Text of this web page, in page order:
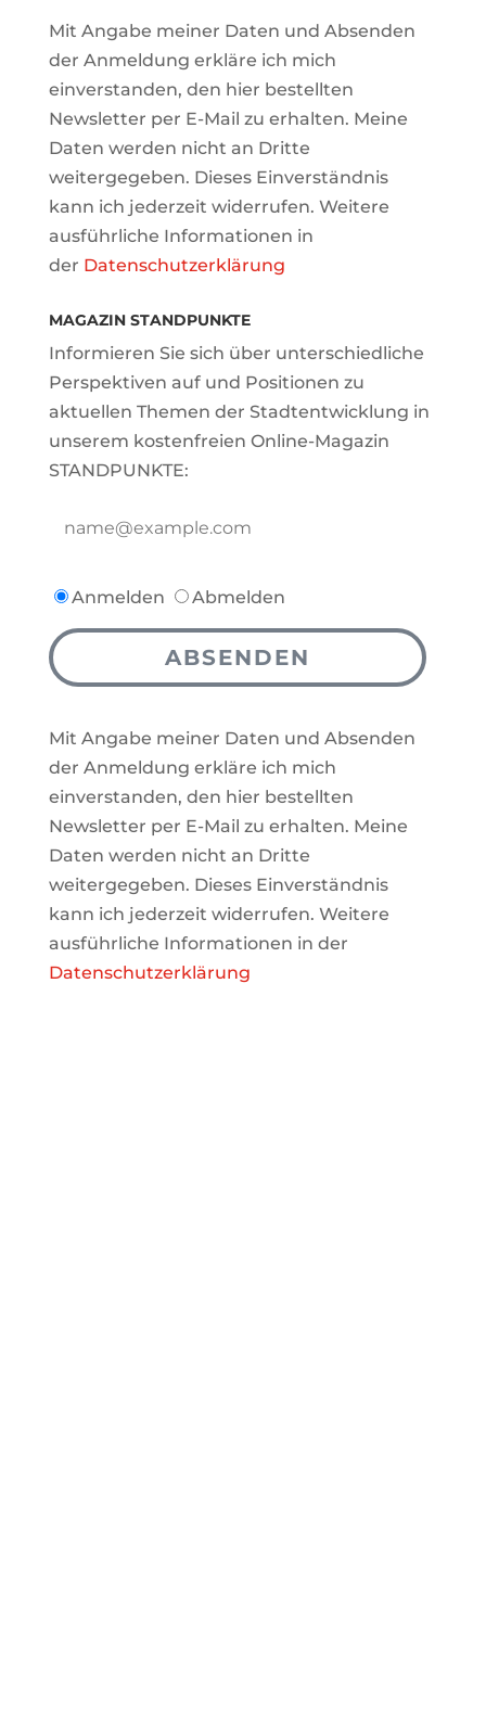
Mit Angabe meiner Daten und Absenden
der Anmeldung erkläre ich mich
einverstanden, den hier bestellten
Newsletter per E-Mail zu erhalten. Meine
Daten werden nicht an Dritte
weitergegeben. Dieses Einverständnis
kann ich jederzeit widerrufen. Weitere
ausführliche Informationen in
der Datenschutzerklärung
MAGAZIN STANDPUNKTE
Informieren Sie sich über unterschiedliche
Perspektiven auf und Positionen zu
aktuellen Themen der Stadtentwicklung in
unserem kostenfreien Online-Magazin
STANDPUNKTE:
Anmelden Abmelden
ABSENDEN
Mit Angabe meiner Daten und Absenden
der Anmeldung erkläre ich mich
einverstanden, den hier bestellten
Newsletter per E-Mail zu erhalten. Meine
Daten werden nicht an Dritte
weitergegeben. Dieses Einverständnis
kann ich jederzeit widerrufen. Weitere
ausführliche Informationen in der
Datenschutzerklärung